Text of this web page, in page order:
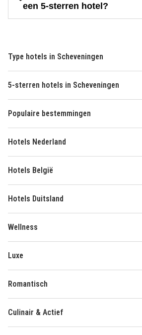
een 5-sterren hotel?
Type hotels in Scheveningen
5-sterren hotels in Scheveningen
Populaire bestemmingen
Hotels Nederland
Hotels België
Hotels Duitsland
Wellness
Luxe
Romantisch
Culinair & Actief